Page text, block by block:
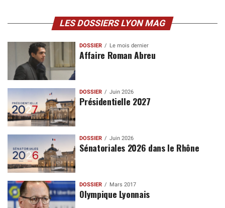
LES DOSSIERS LYON MAG
DOSSIER Le mois dernier
Affaire Roman Abreu
DOSSIER Juin 2026
Présidentielle 2027
DOSSIER Juin 2026
Sénatoriales 2026 dans le Rhône
DOSSIER Mars 2017
Olympique Lyonnais